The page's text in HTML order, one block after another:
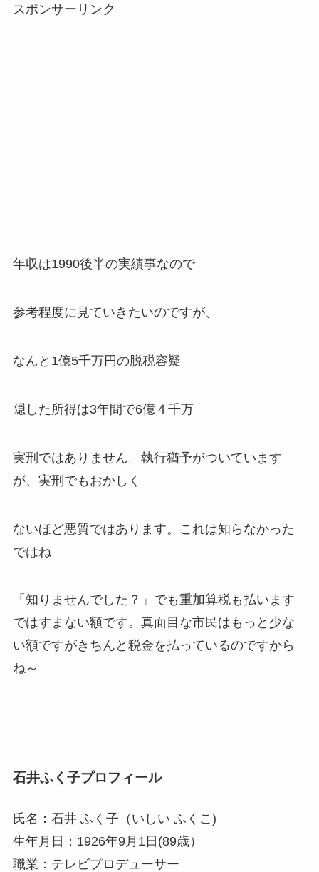
スポンサーリンク
年収は1990後半の実績事なので
参考程度に見ていきたいのですが、
なんと1億5千万円の脱税容疑
隠した所得は3年間で6億４千万
実刑ではありません。執行猶予がついています
が、実刑でもおかしく
ないほど悪質ではあります。これは知らなかった
ではね
「知りませんでした？」でも重加算税も払います
ではすまない額です。真面目な市民はもっと少な
い額ですがきちんと税金を払っているのですから
ね～
石井ふく子プロフィール
氏名：石井 ふく子（いしい ふくこ)
生年月日：1926年9月1日(89歳）
職業：テレビプロデューサー